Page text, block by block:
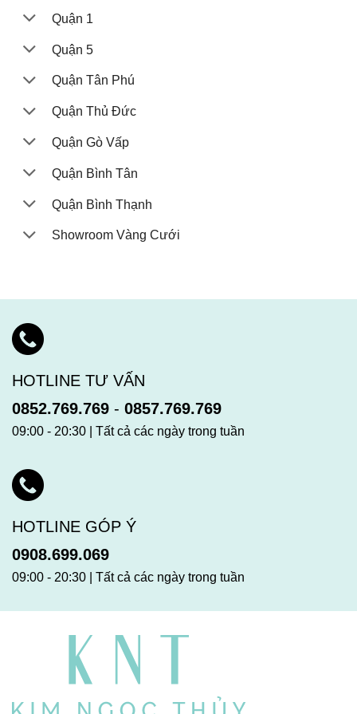
Quận 1
Quận 5
Quận Tân Phú
Quận Thủ Đức
Quận Gò Vấp
Quận Bình Tân
Quận Bình Thạnh
Showroom Vàng Cưới
HOTLINE TƯ VẤN
0852.769.769 - 0857.769.769
09:00 - 20:30 | Tất cả các ngày trong tuần
HOTLINE GÓP Ý
0908.699.069
09:00 - 20:30 | Tất cả các ngày trong tuần